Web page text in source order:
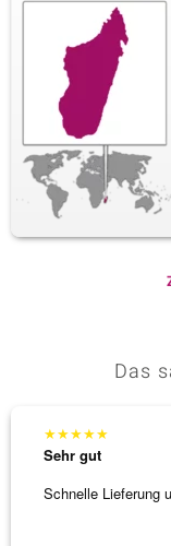
Das
★★★★★
Sehr gut
Schnelle Lieferung